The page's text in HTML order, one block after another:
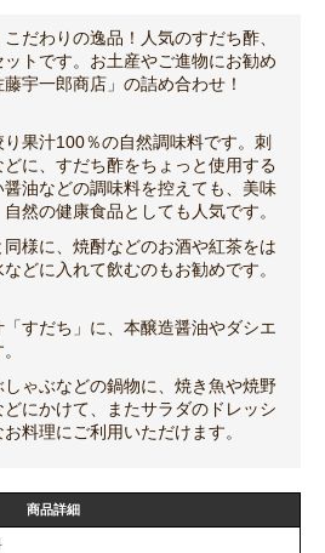
だわりの逸品！人気のすだち酢、
トです。お土産やご進物にお勧め
宇一郎商店」の詰め合わせ！
果汁100％の自然調味料です。刺
に、すだち酢をちょっと使用する
油などの調味料を控えても、美味
然の健康食品としても人気です。
様に、焼酎などのお酒や紅茶をは
どに入れて飲むのもお勧めです。
すだち」に、本醸造醤油やダシエ
ゃぶなどの鍋物に、焼き魚や焼野
にかけて、またサラダのドレッシ
料理にご利用いただけます。
商品詳細